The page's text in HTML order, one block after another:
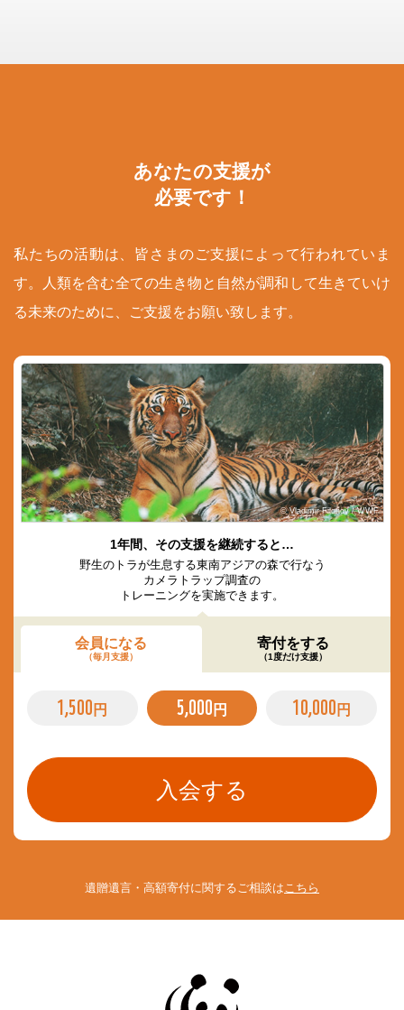
あなたの支援が
必要です！
私たちの活動は、皆さまのご支援によって行われていま
す。人類を含む全ての生き物と自然が調和して生きていけ
る未来のために、ご支援をお願い致します。
© Vladimir Filonov / WWF
1年間、その支援を継続すると…
野生のトラが生息する東南アジアの森で行なう
カメラトラップ調査の
トレーニングを実施できます。
会員になる
（毎月支援）
寄付をする
（1度だけ支援）
1,500 円 5,000 円 10,000 円
遺贈遺言・高額寄付に関するご相談は こちら